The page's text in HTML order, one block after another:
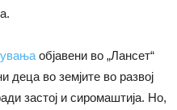
објавени во „Лансет“
деца во земјите во развој
застој и сиромаштија. Но,